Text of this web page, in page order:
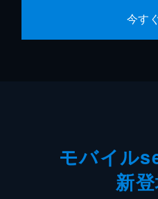
今す
モバイル
新登